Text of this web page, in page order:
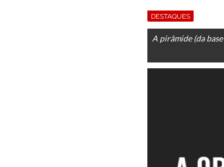
DESTAQUES
A pirâmide (da